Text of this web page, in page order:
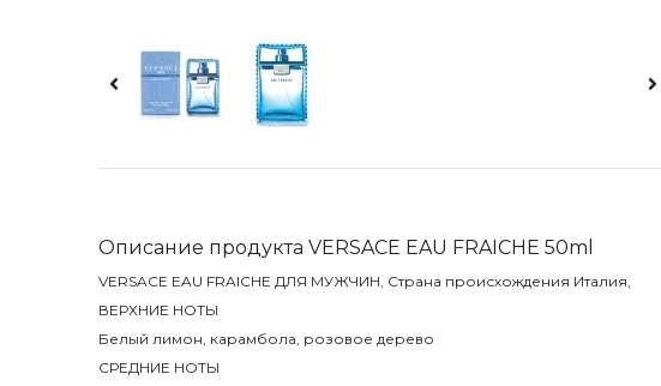
Описание продукта VERSACE EAU FRAICHE 50ml
VERSACE EAU FRAICHE ДЛЯ МУЖЧИН, Страна происхождения Италия,
ВЕРХНИЕ НОТЫ
Белый лимон, карамбола, розовое дерево
СРЕДНИЕ НОТЫ